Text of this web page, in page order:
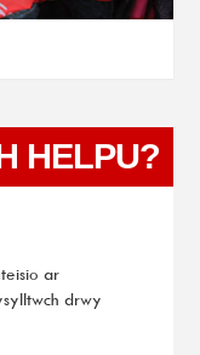
HELPU?
ar
drwy